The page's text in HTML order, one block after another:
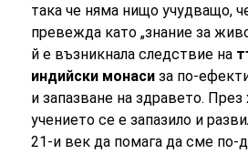
така че няма нищо учудващо,
превежда като „знание за
й е възникнала следствие на
индийски монаси за по-
и запазване на здравето. През
учението се е запазило и
21-и век да помага да сме по-